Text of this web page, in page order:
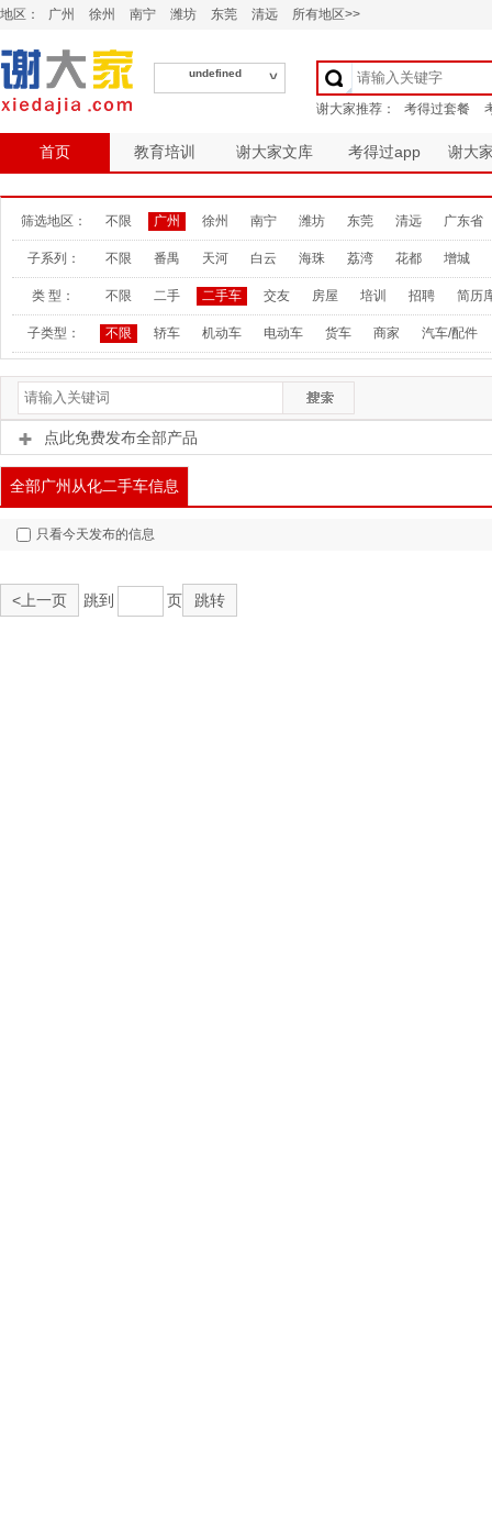
地区： 广州 徐州 南宁 潍坊 东莞 清远 所有地区>>
undefined
首页 教育培训 谢大家文库 考得过app 谢大
筛选地区： 不限 广州 徐州 南宁 潍坊 东莞 清远 广东省
子系列： 不限 番禺 天河 白云 海珠 荔湾 花都 增城
类 型： 不限 二手 二手车 交友 房屋 培训 招聘 简历
子类型： 不限 轿车 机动车 电动车 货车 商家 汽车/配件
点此免费发布全部产品
全部广州从化二手车信息
只看今天发布的信息
<上一页 跳到 页 跳转